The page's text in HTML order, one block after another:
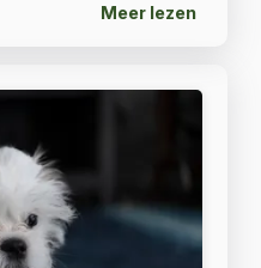
Meer lezen